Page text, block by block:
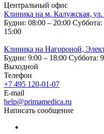
Центральный офис
Клиника на м. Калужская,
Будни: 08:00 – 20:00 Суббота:
15:00
Клиника на Нагороной,
Будни: 9:00 – 18:00 Суббота:
Выходной
Телефон
+7 495 120-01-07
E-mail
help@primamedica.ru
Написать сообщение